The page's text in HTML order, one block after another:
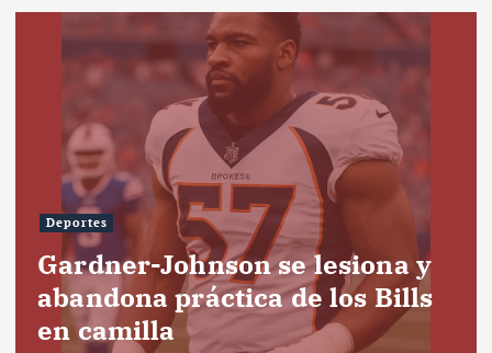
Deportes
Gardner-Johnson se lesiona y
abandona práctica de los Bills
en camilla